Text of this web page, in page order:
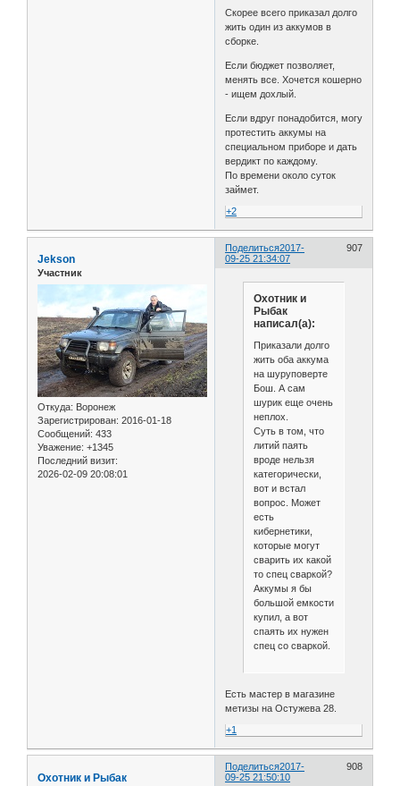
Скорее всего приказал долго
жить один из аккумов в
сборке.
Если бюджет позволяет,
менять все. Хочется кошерно
- ищем дохлый.
Если вдруг понадобится, могу
протестить аккумы на
специальном приборе и дать
вердикт по каждому.
По времени около суток
займет.
+2
Поделиться 907
2017-
09-25 21:34:07
Jekson
Участник
Откуда: Воронеж
Зарегистрирован: 2016-01-18
Сообщений: 433
Уважение: +1345
Последний визит:
2026-02-09 20:08:01
Охотник и
Рыбак
написал(а):
Приказали долго
жить оба аккума
на шуруповерте
Бош. А сам
шурик еще очень
неплох.
Суть в том, что
литий паять
вроде нельзя
категорически,
вот и встал
вопрос. Может
есть
кибернетики,
которые могут
сварить их какой
то спец сваркой?
Аккумы я бы
большой емкости
купил, а вот
спаять их нужен
спец со сваркой.
Есть мастер в магазине
метизы на Остужева 28.
+1
Поделиться 908
2017-
09-25 21:50:10
Охотник и Рыбак